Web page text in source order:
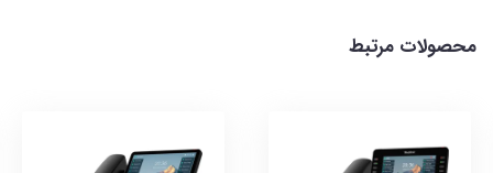
محصولات مرتبط